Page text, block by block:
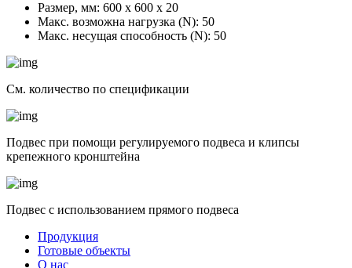
Размер, мм: 600 х 600 х 20
Макс. возможна нагрузка (N): 50
Макс. несущая способность (N): 50
См. количество по спецификации
Подвес при помощи регулируемого подвеса и клипсы
крепежного кронштейна
Подвес с использованием прямого подвеса
Продукция
Готовые объекты
О нас